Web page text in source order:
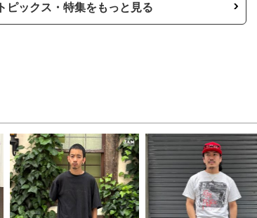
トピックス・特集をもっと見る